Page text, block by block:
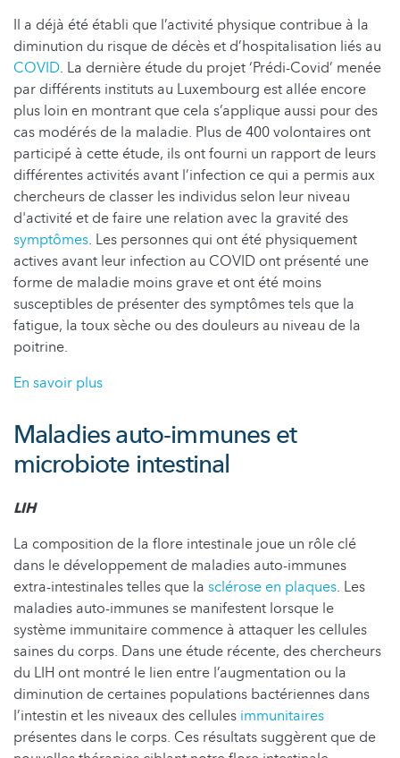
Il a déjà été établi que l’activité physique contribue à la
diminution du risque de décès et d’hospitalisation liés au
COVID. La dernière étude du projet ‘Prédi-Covid’ menée
par différents instituts au Luxembourg est allée encore
plus loin en montrant que cela s’applique aussi pour des
cas modérés de la maladie. Plus de 400 volontaires ont
participé à cette étude, ils ont fourni un rapport de leurs
différentes activités avant l’infection ce qui a permis aux
chercheurs de classer les individus selon leur niveau
d'activité et de faire une relation avec la gravité des
symptômes. Les personnes qui ont été physiquement
actives avant leur infection au COVID ont présenté une
forme de maladie moins grave et ont été moins
susceptibles de présenter des symptômes tels que la
fatigue, la toux sèche ou des douleurs au niveau de la
poitrine.
En savoir plus
Maladies auto-immunes et
microbiote intestinal
LIH
La composition de la flore intestinale joue un rôle clé
dans le développement de maladies auto-immunes
extra-intestinales telles que la sclérose en plaques. Les
maladies auto-immunes se manifestent lorsque le
système immunitaire commence à attaquer les cellules
saines du corps. Dans une étude récente, des chercheurs
du LIH ont montré le lien entre l’augmentation ou la
diminution de certaines populations bactériennes dans
l’intestin et les niveaux des cellules immunitaires
présentes dans le corps. Ces résultats suggèrent que de